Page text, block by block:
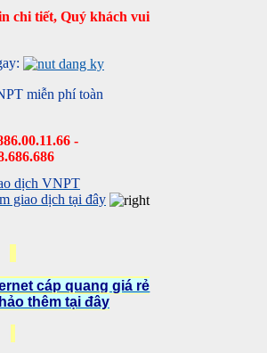
chi tiết, Quý khách vui
miễn phí toàn
-
dịch VNPT
giao dịch tại đây
cáp quang giá rẻ
thêm tại đây